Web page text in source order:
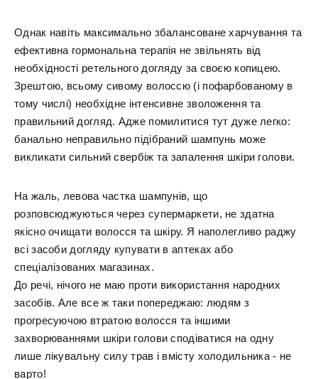
Однак навіть максимально збалансоване харчування та
ефективна гормональна терапія не звільнять від
необхідності ретельного догляду за своєю копицею.
Зрештою, всьому сивому волоссю (і пофарбованому в
тому числі) необхідне інтенсивне зволоження та
правильний догляд. Адже помилитися тут дуже легко:
банально неправильно підібраний шампунь може
викликати сильний свербіж та запалення шкіри голови.
На жаль, левова частка шампунів, що
розповсюджуються через супермаркети, не здатна
якісно очищати волосся та шкіру. Я наполегливо раджу
всі засоби догляду купувати в аптеках або
спеціалізованих магазинах.
До речі, нічого не маю проти використання народних
засобів. Але все ж таки попереджаю: людям з
прогресуючою втратою волосся та іншими
захворюваннями шкіри голови сподіватися на одну
лише лікувальну силу трав і вмісту холодильника - не
варто!